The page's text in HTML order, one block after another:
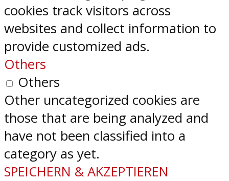
cookies track visitors across
websites and collect information to
provide customized ads.
Others
Others
Other uncategorized cookies are
those that are being analyzed and
have not been classified into a
category as yet.
SPEICHERN & AKZEPTIEREN